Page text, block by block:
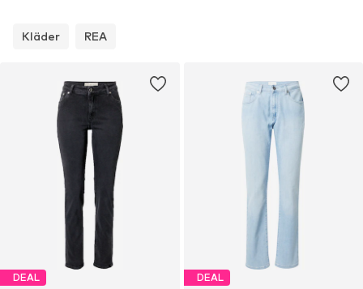
Kläder REA
DEAL DEAL